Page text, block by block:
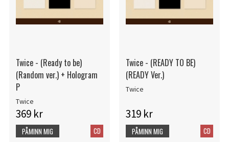
Twice - (Ready to be)
(Random ver.) + Hologram
P
Twice
369 kr
CD
PÅMINN MIG
Twice - (READY TO BE)
(READY Ver.)
Twice
319 kr
CD
PÅMINN MIG